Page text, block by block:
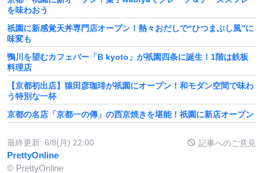
を味わおう
祇園に新感覚天丼専門店オープン！熱々おだしで“ひつまぶし風”に
味変も
鴨川を望むカフェバー「B kyoto」が祇園四条に誕生！1階は鉄板
料理店
【京都初出店】猿田彦珈琲が祇園にオープン！和モダン空間で味わ
う特別な一杯
京都の名店「京都一の傳」の西京焼きを堪能！祇園に新店オープン
最終更新: 6/8(月) 22:00 記事へのご意見
PrettyOnline
© PrettyOnline